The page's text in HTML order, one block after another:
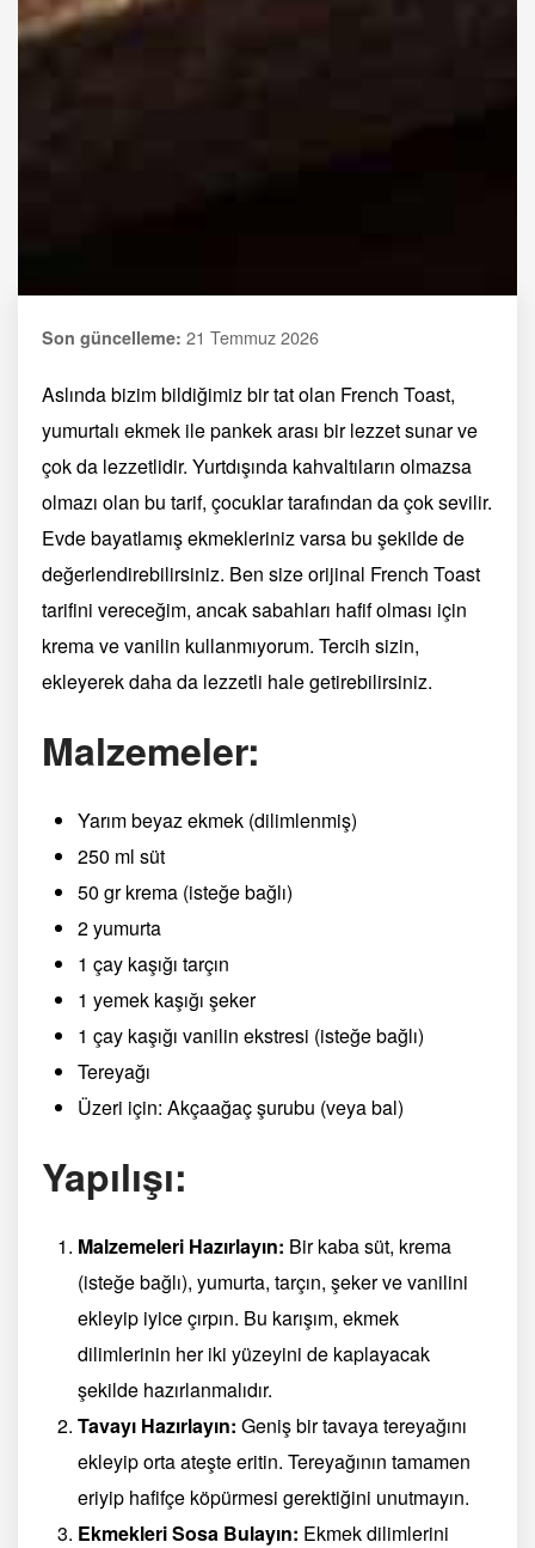
Son güncelleme: 21 Temmuz 2026
Aslında bizim bildiğimiz bir tat olan French Toast,
yumurtalı ekmek ile pankek arası bir lezzet sunar ve
çok da lezzetlidir. Yurtdışında kahvaltıların olmazsa
olmazı olan bu tarif, çocuklar tarafından da çok sevilir.
Evde bayatlamış ekmekleriniz varsa bu şekilde de
değerlendirebilirsiniz. Ben size orijinal French Toast
tarifini vereceğim, ancak sabahları hafif olması için
krema ve vanilin kullanmıyorum. Tercih sizin,
ekleyerek daha da lezzetli hale getirebilirsiniz.
Malzemeler:
Yarım beyaz ekmek (dilimlenmiş)
250 ml süt
50 gr krema (isteğe bağlı)
2 yumurta
1 çay kaşığı tarçın
1 yemek kaşığı şeker
1 çay kaşığı vanilin ekstresi (isteğe bağlı)
Tereyağı
Üzeri için: Akçaağaç şurubu (veya bal)
Yapılışı:
Malzemeleri Hazırlayın: Bir kaba süt, krema
(isteğe bağlı), yumurta, tarçın, şeker ve vanilini
ekleyip iyice çırpın. Bu karışım, ekmek
dilimlerinin her iki yüzeyini de kaplayacak
şekilde hazırlanmalıdır.
Tavayı Hazırlayın: Geniş bir tavaya tereyağını
ekleyip orta ateşte eritin. Tereyağının tamamen
eriyip hafifçe köpürmesi gerektiğini unutmayın.
Ekmekleri Sosa Bulayın: Ekmek dilimlerini